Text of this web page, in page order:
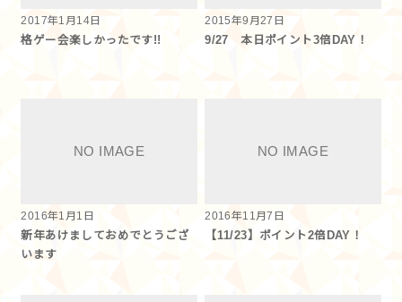
2017年1月14日
格ゲー会楽しかったです!!
2015年9月27日
9/27 本日ポイント3倍DAY！
2016年1月1日
新年あけましておめでとうござ
います
2016年11月7日
【11/23】ポイント2倍DAY！